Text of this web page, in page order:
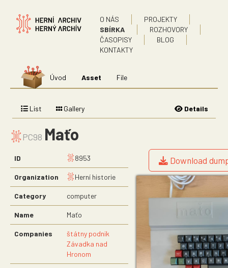
O NÁS
PROJEKTY
SBÍRKA
ROZHOVORY
ČASOPISY
BLOG
KONTAKTY
Úvod Asset File
List Gallery Details
PC98 Maťo
ID 8953
Organization Herní historie
Category computer
Name Maťo
Companies
štátny podnik
Závadka nad
Hronom
Download